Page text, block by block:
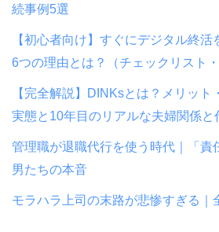
続事例5選
【初心者向け】すぐにデジタル終
6つの理由とは？（チェックリスト・
【完全解説】DINKsとは？メリッ
実態と10年目のリアルな夫婦関係と
管理職が退職代行を使う時代｜「責
男たちの本音
モラハラ上司の末路が悲惨すぎる｜